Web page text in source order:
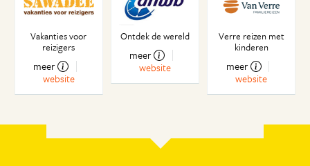
Vakanties voor
reizigers
meer
website
Ontdek de wereld
meer
website
Verre reizen met
kinderen
meer
website